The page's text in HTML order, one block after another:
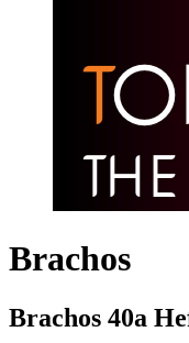
Brachos
Brachos 40a